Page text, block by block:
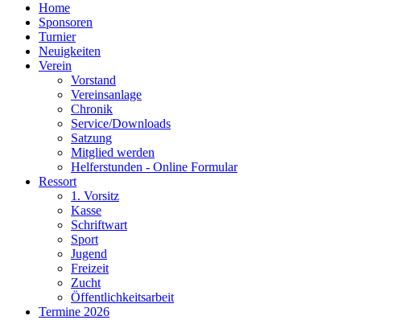
Home
Sponsoren
Turnier
Neuigkeiten
Verein
Vorstand
Vereinsanlage
Chronik
Service/Downloads
Satzung
Mitglied werden
Helferstunden - Online Formular
Ressort
1. Vorsitz
Kasse
Schriftwart
Sport
Jugend
Freizeit
Zucht
Öffentlichkeitsarbeit
Termine 2026